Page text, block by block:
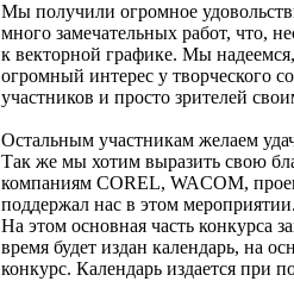
Мы получили огромное
много замечательных работ, что,
к векторной графике. Мы
огромный интерес у творческого
участников и просто зрителей
Остальным участникам желаем
Так же мы хотим выразить свою
компаниям COREL, WACOM,
поддержал нас в этом
На этом основная часть конкурса
время будет издан календарь, на
конкурс. Календарь издается при